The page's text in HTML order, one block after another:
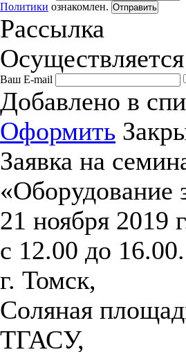
Политики ознакомлен. Отправить
Рассылка
Ваш E-mail
Добавлено в
Оформить
Заявка на
«Оборудование
21 ноября 2019
с 12.00 до 16.00.
г. Томск,
Соляная
ТГАСУ,